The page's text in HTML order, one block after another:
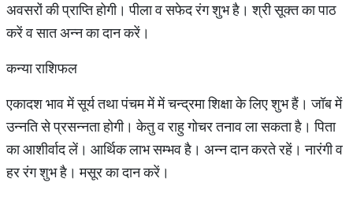
अवसरों की प्राप्ति होगी। पीला व सफेद रंग शुभ है। श्री सूक्त का पाठ
करें व सात अन्न का दान करें।
कन्या राशिफल
एकादश भाव में सूर्य तथा पंचम में में चन्द्रमा शिक्षा के लिए शुभ हैं। जॉब में
उन्नति से प्रसन्नता होगी। केतु व राहु गोचर तनाव ला सकता है। पिता
का आशीर्वाद लें। आर्थिक लाभ सम्भव है। अन्न दान करते रहें। नारंगी व
हर रंग शुभ है। मसूर का दान करें।